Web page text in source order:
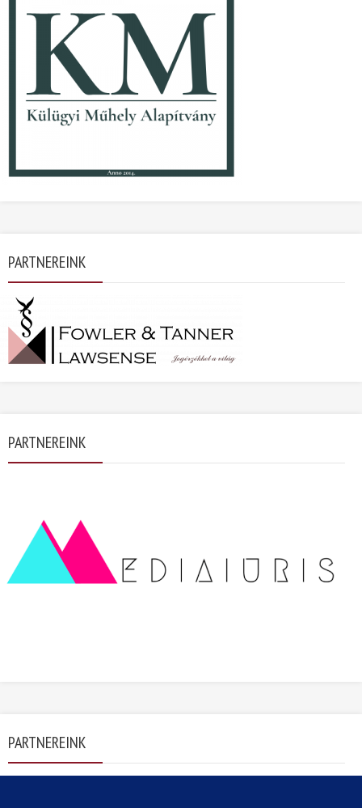
PARTNEREINK
PARTNEREINK
PARTNEREINK